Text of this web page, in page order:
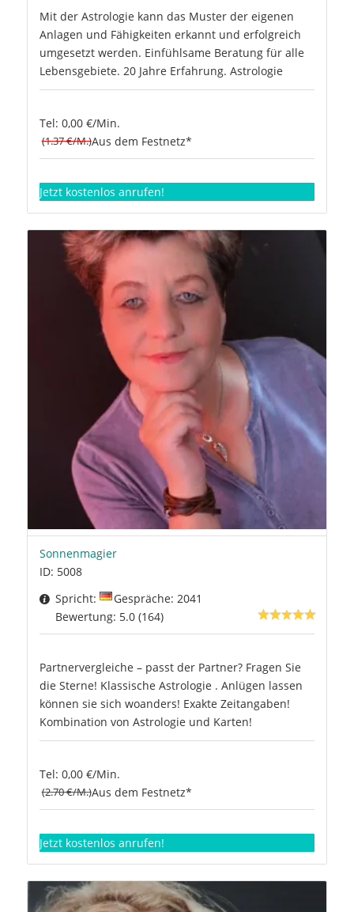
Mit der Astrologie kann das Muster der eigenen
Anlagen und Fähigkeiten erkannt und erfolgreich
umgesetzt werden. Einfühlsame Beratung für alle
Lebensgebiete. 20 Jahre Erfahrung. Astrologie
Tel: 0,00 €/Min.
(1.37 €/M.)Aus dem Festnetz*
Jetzt kostenlos anrufen!
Sonnenmagier
ID: 5008
Spricht:
Gespräche: 2041
Bewertung: 5.0 (164)
Partnervergleiche – passt der Partner? Fragen Sie
die Sterne! Klassische Astrologie . Anlügen lassen
können sie sich woanders! Exakte Zeitangaben!
Kombination von Astrologie und Karten!
Tel: 0,00 €/Min.
(2.70 €/M.)Aus dem Festnetz*
Jetzt kostenlos anrufen!